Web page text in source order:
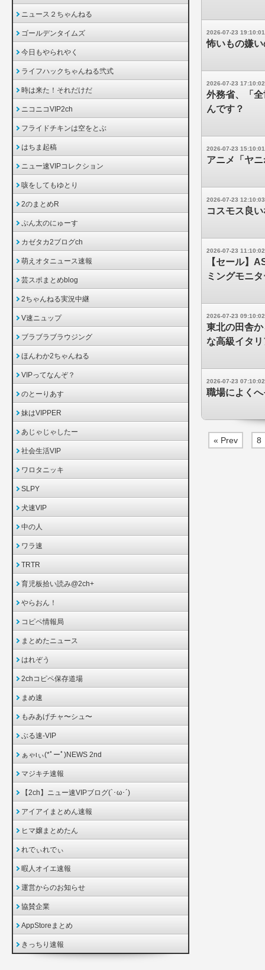
2026-07-23 19:10:01
怖いもの嫌
2026-07-23 17:10:02
外務省、「
んです？
2026-07-23 15:10:01
アニメ「ヤ
2026-07-23 12:10:03
コスモス良
2026-07-23 11:10:02
【セール】
ミングモニ
2026-07-23 09:10:02
東北の田舎
な高級イタ
2026-07-23 07:10:02
職場によく
« Prev 8
ニュース２ちゃんねる
ゴールデンタイムズ
今日もやられやく
ライフハックちゃんねる弐式
時は来た！それだけだ
ニコニコVIP2ch
フライドチキンは空をとぶ
はちま起稿
ニュー速VIPコレクション
咳をしてもゆとり
2のまとめR
ぷん太のにゅーす
カゼタカ2ブログch
萌えオタニュース速報
芸スポまとめblog
2ちゃんねる実況中継
V速ニュップ
ブラブラブラウジング
ほんわか2ちゃんねる
VIPってなんぞ？
のとーりあす
妹はVIPPER
あじゃじゃしたー
社会生活VIP
ワロタニッキ
SLPY
犬速VIP
中の人
ワラ速
TRTR
育児板拾い読み@2ch+
やらおん！
コピペ情報局
まとめたニュース
はれぞう
2chコピペ保存道場
まめ速
もみあげチャ〜シュ〜
ぶる速-VIP
ぁゃιぃ(*ﾟーﾟ)NEWS 2nd
マジキチ速報
【2ch】ニュー速VIPブログ(`･ω･´)
アイアイまとめん速報
ヒマ嬢まとめたん
れでぃれでぃ
暇人オイエ速報
運営からのお知らせ
協賛企業
AppStoreまとめ
きっちり速報